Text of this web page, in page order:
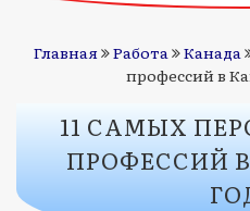
Главная Работа Канада
профессий в
11 САМЫХ
ПРОФЕССИЙ В